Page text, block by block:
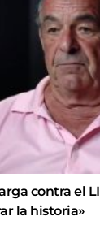
contra el
la historia»